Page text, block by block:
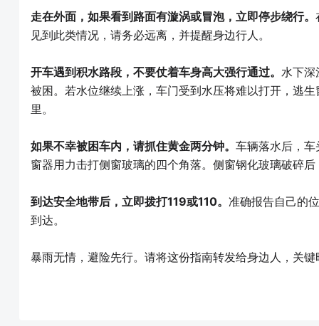
走在外面，如果看到路面有漩涡或冒泡，立即停步绕行。
见到此类情况，请务必远离，并提醒身边行人。
开车遇到积水路段，不要仗着车身高大强行通过。 水下深
被困。若水位继续上涨，车门受到水压将难以打开，逃
里。
如果不幸被困车内，请抓住黄金两分钟。 车辆落水后，
窗器用力击打侧窗玻璃的四个角落。侧窗钢化玻璃破碎
到达安全地带后，立即拨打119或110。 准确报告自己的
到达。
暴雨无情，避险先行。请将这份指南转发给身边人，关